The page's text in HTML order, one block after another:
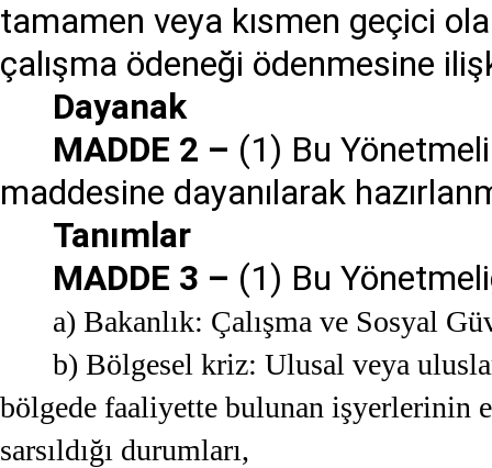
tamamen veya kısmen geçici
çalışma ödeneği ödenmesine
Dayanak
MADDE 2 – (1) Bu
maddesine dayanılarak
Tanımlar
MADDE 3 – (1) Bu
a) Bakanlık: Çalışma ve Sosyal
b) Bölgesel kriz: Ulusal veya
bölgede faaliyette bulunan
sarsıldığı durumları,